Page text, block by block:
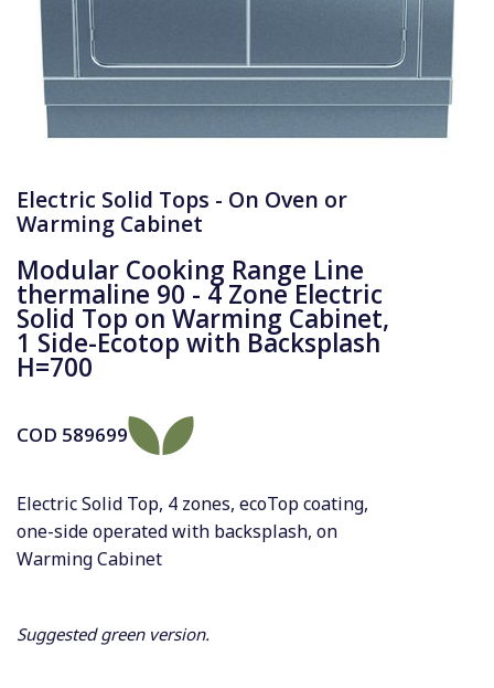
Electric Solid Tops - On Oven or
Warming Cabinet
Modular Cooking Range Line
thermaline 90 - 4 Zone Electric
Solid Top on Warming Cabinet,
1 Side-Ecotop with Backsplash
H=700
COD 589699
Electric Solid Top, 4 zones, ecoTop coating,
one-side operated with backsplash, on
Warming Cabinet
Suggested green version.